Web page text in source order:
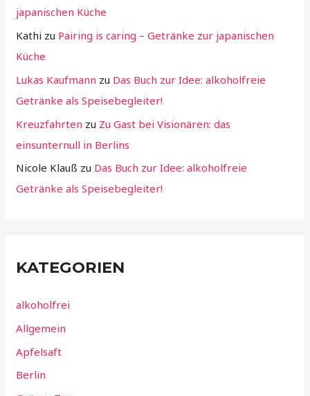
japanischen Küche
Kathi zu Pairing is caring – Getränke zur japanischen
Küche
Lukas Kaufmann zu Das Buch zur Idee: alkoholfreie
Getränke als Speisebegleiter!
Kreuzfahrten zu Zu Gast bei Visionären: das
einsunternull in Berlins
Nicole Klauß zu Das Buch zur Idee: alkoholfreie
Getränke als Speisebegleiter!
KATEGORIEN
alkoholfrei
Allgemein
Apfelsaft
Berlin